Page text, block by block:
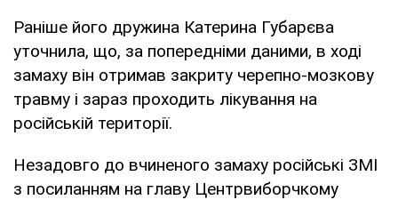
Раніше його дружина Катерина Губарєва
уточнила, що, за попередніми даними, в ході
замаху він отримав закриту черепно-мозкову
травму і зараз проходить лікування на
російській території.
Незадовго до вчиненого замаху російські ЗМІ
з посиланням на главу Центрвиборчкому